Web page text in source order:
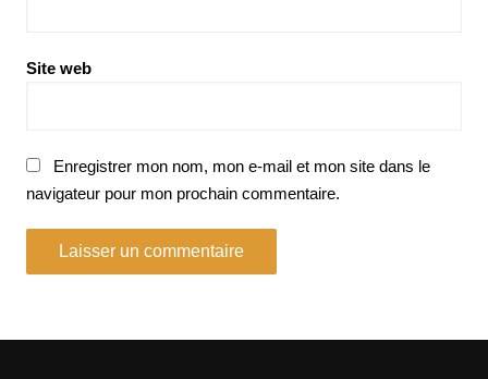
Site web
Enregistrer mon nom, mon e-mail et mon site dans le
navigateur pour mon prochain commentaire.